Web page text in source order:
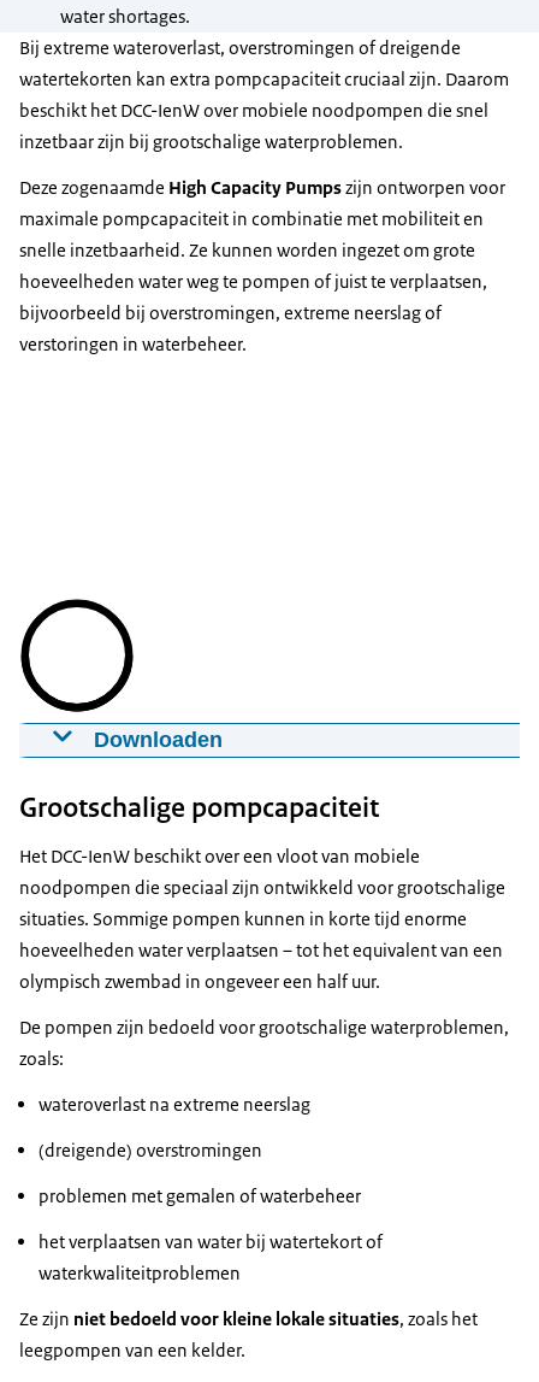
water shortages.
Bij extreme wateroverlast, overstromingen of dreigende
watertekorten kan extra pompcapaciteit cruciaal zijn. Daarom
beschikt het DCC-IenW over mobiele noodpompen die snel
inzetbaar zijn bij grootschalige waterproblemen.
Deze zogenaamde High Capacity Pumpszijn ontworpen voor
maximale pompcapaciteit in combinatie met mobiliteit en
snelle inzetbaarheid. Ze kunnen worden ingezet om grote
hoeveelheden water weg te pompen of juist te verplaatsen,
bijvoorbeeld bij overstromingen, extreme neerslag of
verstoringen in waterbeheer.
Downloaden
16-04-201900:02:08mp4 67,9 MB
Download
Ondertiteling
srt 2,2 KB
Download
Grootschalige pompcapaciteit
Het DCC-IenW beschikt over een vloot van mobiele
noodpompen die speciaal zijn ontwikkeld voor grootschalige
situaties. Sommige pompen kunnen in korte tijd enorme
hoeveelheden water verplaatsen – tot het equivalent van een
olympisch zwembad in ongeveer een half uur.
De pompen zijn bedoeld voor grootschalige waterproblemen,
zoals:
wateroverlast na extreme neerslag
(dreigende) overstromingen
problemen met gemalen of waterbeheer
het verplaatsen van water bij watertekort of
waterkwaliteitproblemen
Ze zijn niet bedoeld voor kleine lokale situaties, zoals het
leegpompen van een kelder.